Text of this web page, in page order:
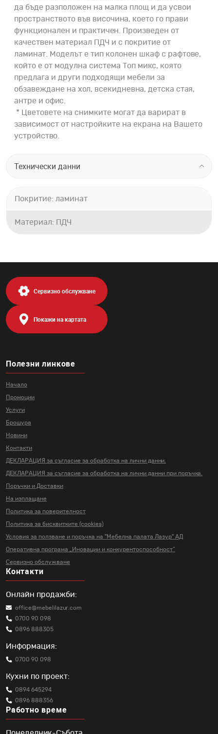
да бъде разположен на малка площ и да усвои
пространството във височина, което го прави
функционален и практичен. Произведен от
качествен материал ПДЧ и с покритие от
ламинат. Моделът е тип колонен шкаф с рафтове,
който е от модулна система Топ микс, която
предлага и други подходящи мебели за
обзавеждане на хол, всекидневна, детска стая,
антре и офис.
* Цветовете на снимките могат да варират в
зависимост от настройките на екрана на Вашето
устройство.
Технически данни
Покритие: ламинат
Материал: ПДЧ
Полезни линкове
Начало
Промоции
Услуги
Брошура
Новини
Контакти
ДЕКЛАРАЦИЯ за съгласие за обработка на лични данни.
ДЕКЛАРАЦИЯ за съгласие за обработка на лични данни при поръчка.
Поръчки и Доставки
На изплащане
Политика за поверителност
Политика за бисквитките (cookies)
Условия за ползване и поръчка на "Мебелна палата Лазур" АД
Оперативна програма „Иновации и конкурентоспособност“
Сервизно обслужване
Контакти
Онлайн продажби:
office@mebelilazur.com
0700 90 098
0896 888305
Информация:
0700 90 098
Кухни по проект:
0894 645294
0896 888356
Работно време
Сервизно обслужване
Покажи на картата